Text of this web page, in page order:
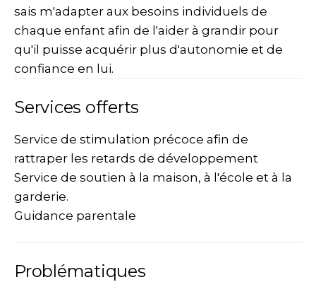
sais m'adapter aux besoins individuels de
chaque enfant afin de l'aider à grandir pour
qu'il puisse acquérir plus d'autonomie et de
confiance en lui.
Services offerts
Service de stimulation précoce afin de
rattraper les retards de développement
Service de soutien à la maison, à l'école et à la
garderie.
Guidance parentale
Problématiques